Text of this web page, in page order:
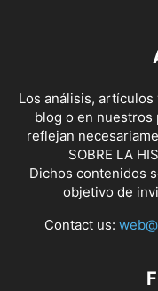
Los análisis,
blog o en
reflejan
SOBRE LA
Dichos contenidos
objetivo de
Contact us: